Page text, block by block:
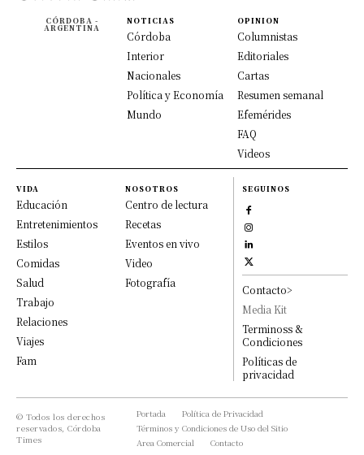
CÓRDOBA -
ARGENTINA
NOTICIAS
Córdoba
Interior
Nacionales
Política y Economía
Mundo
OPINION
Columnistas
Editoriales
Cartas
Resumen semanal
Efemérides
FAQ
Videos
VIDA
Educación
Entretenimientos
Estilos
Comidas
Salud
Trabajo
Relaciones
Viajes
Fam
NOSOTROS
Centro de lectura
Recetas
Eventos en vivo
Video
Fotografía
SEGUINOS
Contacto>
Media Kit
Terminoss &
Condiciones
Políticas de
privacidad
© Todos los derechos
reservados, Córdoba
Times
Portada
Política de Privacidad
Términos y Condiciones de Uso del Sitio
Area Comercial
Contacto